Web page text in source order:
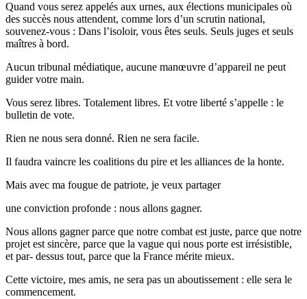
Quand vous serez appelés aux urnes, aux élections municipales où
des succès nous attendent, comme lors d’un scrutin national,
souvenez-vous : Dans l’isoloir, vous êtes seuls. Seuls juges et seuls
maîtres à bord.
Aucun tribunal médiatique, aucune manœuvre d’appareil ne peut
guider votre main.
Vous serez libres. Totalement libres. Et votre liberté s’appelle : le
bulletin de vote.
Rien ne nous sera donné. Rien ne sera facile.
Il faudra vaincre les coalitions du pire et les alliances de la honte.
Mais avec ma fougue de patriote, je veux partager
une conviction profonde : nous allons gagner.
Nous allons gagner parce que notre combat est juste, parce que notre
projet est sincère, parce que la vague qui nous porte est irrésistible,
et par- dessus tout, parce que la France mérite mieux.
Cette victoire, mes amis, ne sera pas un aboutissement : elle sera le
commencement.